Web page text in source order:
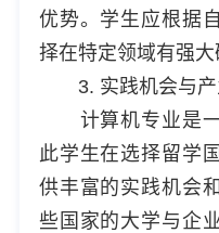
优势。学生应根据
择在特定领域有强大
3. 实践机会与产
计算机专业是一
此学生在选择留学
供丰富的实践机会
些国家的大学与企